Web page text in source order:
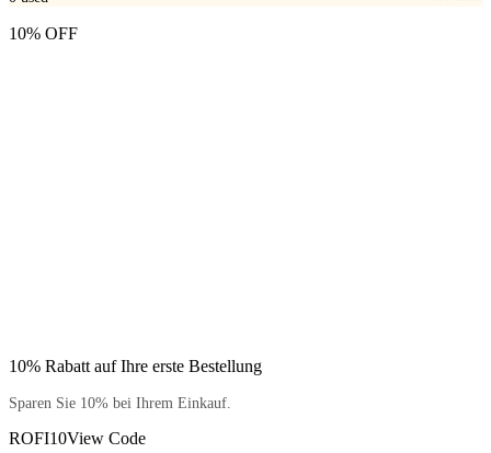
10% OFF
10% Rabatt auf Ihre erste Bestellung
Sparen Sie 10% bei Ihrem Einkauf.
ROFI10View Code